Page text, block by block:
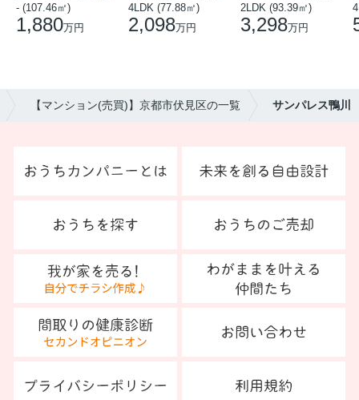
- (107.46㎡)
1,880万円
4LDK (77.88㎡)
2,098万円
2LDK (93.39㎡)
3,298万円
【マンション(売買)】京都市伏見区の一覧 サンパレス鴨川